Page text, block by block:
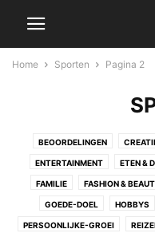
Home Sporten Pagina 2
BEOORDELINGEN
ENTERTAINMENT ETEN &
FAMILIE FASHION &
GOEDE-DOEL HOBBYS
PERSOONLIJKE-GROEI